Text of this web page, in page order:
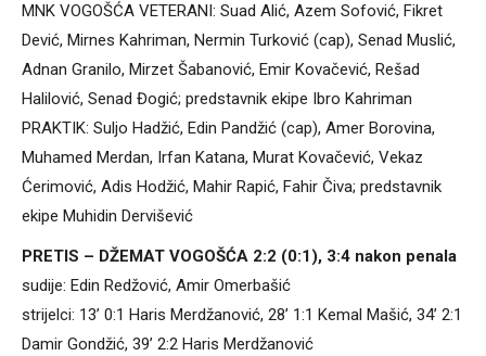
MNK VOGOŠĆA VETERANI: Suad Alić, Azem Sofović, Fikret
Dević, Mirnes Kahriman, Nermin Turković (cap), Senad Muslić,
Adnan Granilo, Mirzet Šabanović, Emir Kovačević, Rešad
Halilović, Senad Đogić; predstavnik ekipe Ibro Kahriman
PRAKTIK: Suljo Hadžić, Edin Pandžić (cap), Amer Borovina,
Muhamed Merdan, Irfan Katana, Murat Kovačević, Vekaz
Ćerimović, Adis Hodžić, Mahir Rapić, Fahir Čiva; predstavnik
ekipe Muhidin Dervišević
PRETIS – DŽEMAT VOGOŠĆA 2:2 (0:1), 3:4 nakon penala
sudije: Edin Redžović, Amir Omerbašić
strijelci: 13’ 0:1 Haris Merdžanović, 28’ 1:1 Kemal Mašić, 34’ 2:1
Damir Gondžić, 39’ 2:2 Haris Merdžanović